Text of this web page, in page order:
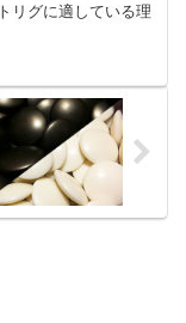
リグに適している理